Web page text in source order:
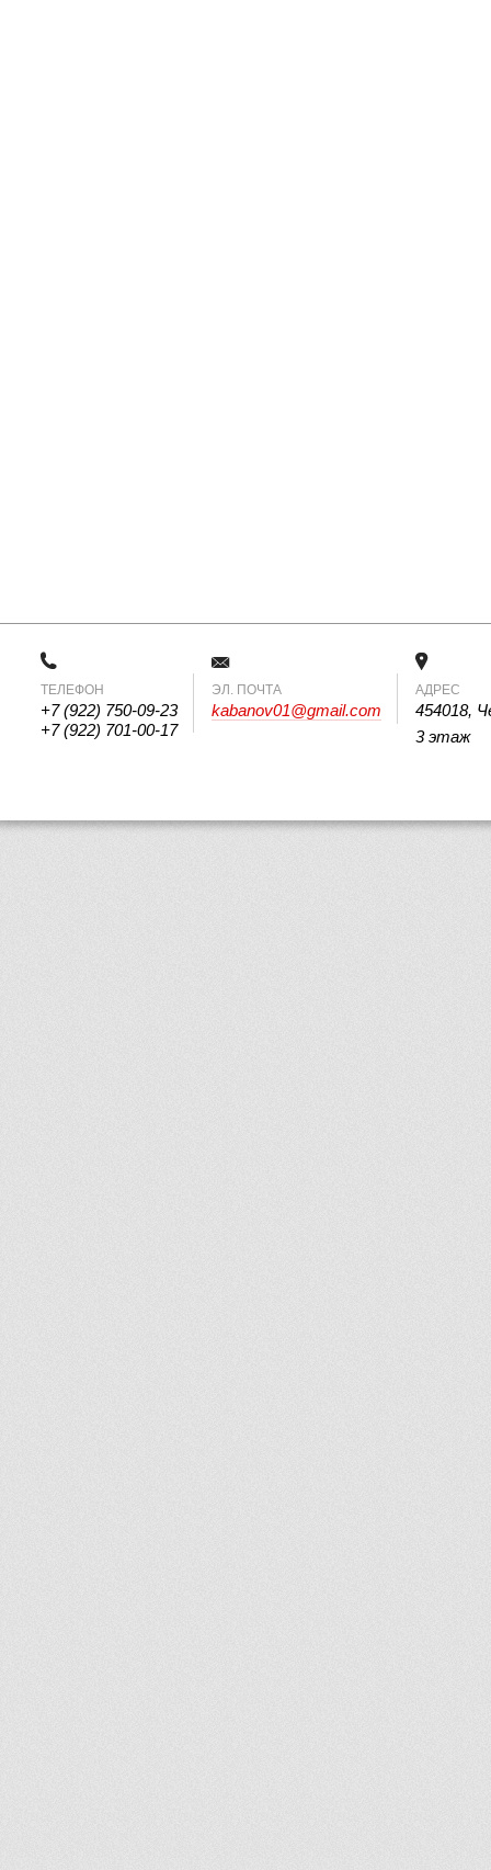
ТЕЛЕФОН
+7 (922) 750-09-23
+7 (922) 701-00-17
ЭЛ. ПОЧТА
kabanov01@gmail.com
АДРЕС
454018,
3 этаж